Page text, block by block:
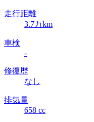
走行距離
3.7万km
車検
-
修復歴
なし
排気量
658 cc